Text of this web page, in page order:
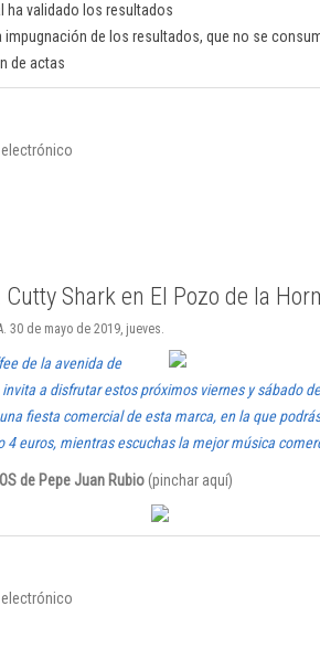
ha validado los resultados
impugnación de los resultados, que no se
de actas
Cutty Shark en El Pozo de la
30 de mayo de 2019, jueves.
de la avenida de
a disfrutar estos próximos viernes y sábado
fiesta comercial de esta marca, en la que
4 euros, mientras escuchas la mejor música
de Pepe Juan Rubio(pinchar aquí)